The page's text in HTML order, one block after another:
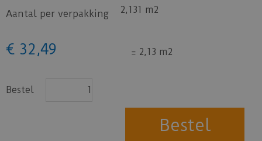
Aantal per verpakking 2,131 m2
€ 32 ,49 = 2,13 m2
Bestel